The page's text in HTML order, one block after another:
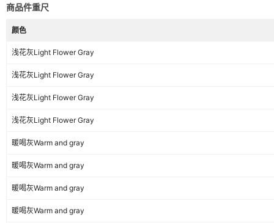
类
型
整单
里
名
称
人棉
号
WX988
尺
S,M,L,XL
商品件重尺
颜色
浅花灰Light Flower Gray
浅花灰Light Flower Gray
浅花灰Light Flower Gray
浅花灰Light Flower Gray
暖喝灰Warm and gray
暖喝灰Warm and gray
暖喝灰Warm and gray
暖喝灰Warm and gray